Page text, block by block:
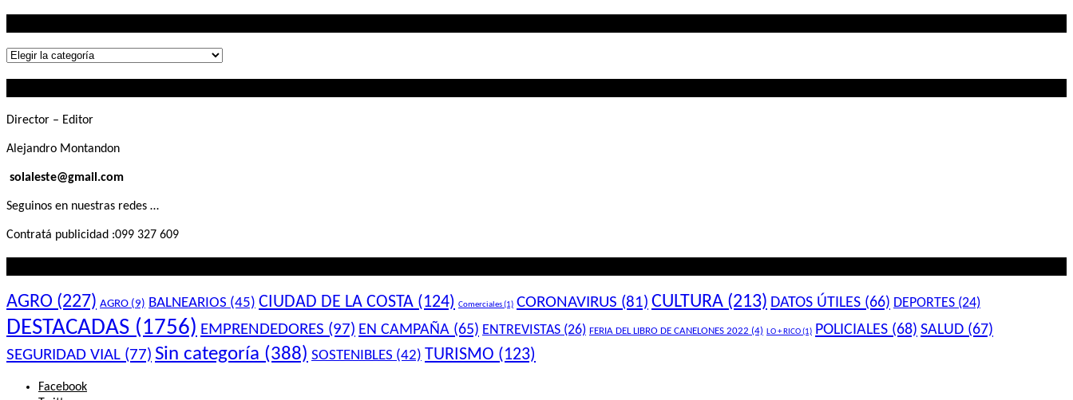
Lo
Director – Editor
Alejandro Montandon
solaleste@gmail.com
Seguinos en nuestras redes …
Contratá publicidad :099 327 609
AGRO (227) AGRO (9) BALNEARIOS (45) CIUDAD DE LA COSTA (124) Comerciales(1) CORONAVIRUS (81) CULTURA (213) DATOS ÚTILES (66) DEPORTES (24)
DESTACADAS (1756) EMPRENDEDORES (97) EN CAMPAÑA (65) ENTREVISTAS (26) FERIA DEL LIBRO DE CANELONES 2022 (4) LO + RICO(1) POLICIALES (68) SALUD (67)
SEGURIDAD VIAL (77) Sin categoría (388) SOSTENIBLES (42) TURISMO (123)
Facebook